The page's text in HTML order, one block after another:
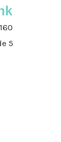
160
5